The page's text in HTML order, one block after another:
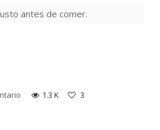
antes de comer.
1.3 K 3